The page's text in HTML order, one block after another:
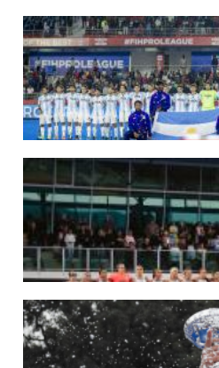
09/07/2026
MUNDIAL 2026: LAS LEONAS CONVOCADAS
Del 15 al 30 de agosto disputarán el Mundial
LEER MÁS
29/05/2026
LOS LEONES CONVOCADOS PARA LA VENTANA
En junio, el seleccionado nacional disputará
League 2025-26 en Inglaterra y Alemania.
LEER MÁS
22/05/2026